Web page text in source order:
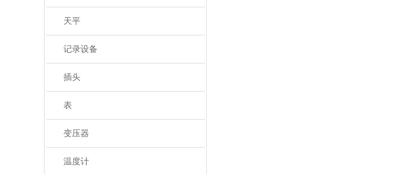
天平
记录设备
插头
表
变压器
温度计